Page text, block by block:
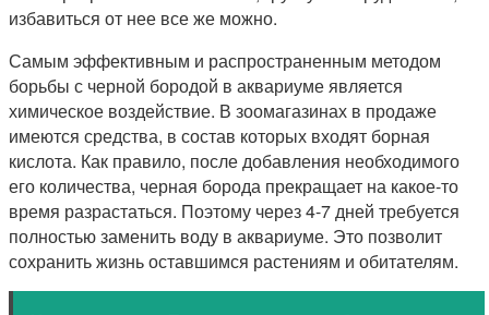
избавиться от нее все же можно.
Самым эффективным и распространенным методом
борьбы с черной бородой в аквариуме является
химическое воздействие. В зоомагазинах в продаже
имеются средства, в состав которых входят борная
кислота. Как правило, после добавления необходимого
его количества, черная борода прекращает на какое-то
время разрастаться. Поэтому через 4-7 дней требуется
полностью заменить воду в аквариуме. Это позволит
сохранить жизнь оставшимся растениям и обитателям.